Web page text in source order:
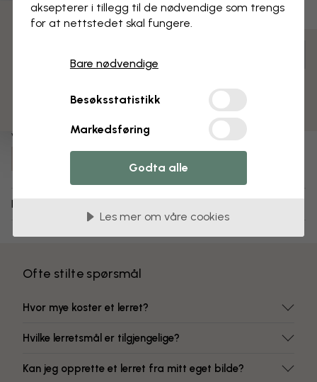
Matt overflate
Varenummer:
Levering og retur
Ofte stilte spørsmål
Hvor mye koster et lerret?
Hvilke lerretsmål er tilgjengelige?
Kan jeg opprette et lerret fra mitt eget bilde?
aksepterer i tillegg til de nødvendige som trengs
for at nettstedet skal fungere.
Bare nødvendige
Besøksstatistikk
Markedsføring
Godta alle
Les mer om våre cookies